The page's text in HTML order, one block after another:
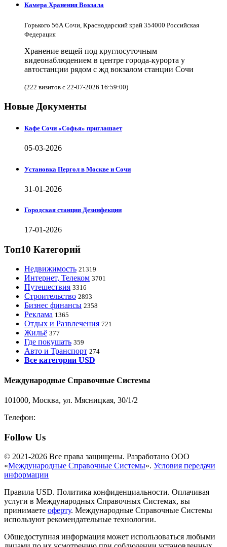
Камера Хранения Вокзала
Горького 56А Сочи, Краснодарский край 354000 Российская
Федерация
Хранение вещей под круглосуточным
видеонаблюдением в центре города-курорта у
автостанции рядом с жд вокзалом станции Сочи
(222 визитов с 22-07-2026 16:59:00)
Новые Документы
Кафе Сочи «Софья» приглашает
05-03-2026
Установка Пергол в Москве и Сочи
31-01-2026
Городская станция Дезинфекции
17-01-2026
Топ10 Категорий
Недвижимость 21319
Интернет, Телеком 3701
Путешествия 3316
Строительство 2893
Бизнес финансы 2358
Реклама 1365
Отдых и Развлечения 721
Жильё 377
Где покушать 359
Авто и Транспорт 274
Все категории USD
Международные Справочные Системы
101000, Москва, ул. Мясницкая, 30/1/2
Телефон:
Follow Us
© 2021-2026 Все права защищены. Разработано ООО
«Международные Справочные Системы». Условия передачи
информации
Правила USD. Политика конфиденциальности. Оплачивая
услуги в Международных Справочных Системах, вы
принимаете оферту. Международные Справочные Системы
используют рекомендательные технологии.
Общедоступная информация может использоваться любыми